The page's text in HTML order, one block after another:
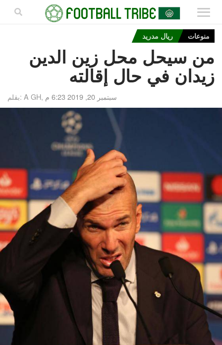
منوعات ريال مدريد
من سيحل محل زين الدين
زيدان في حال إقالته
بقلم: A GH, سبتمبر 20, 2019 6:23 م